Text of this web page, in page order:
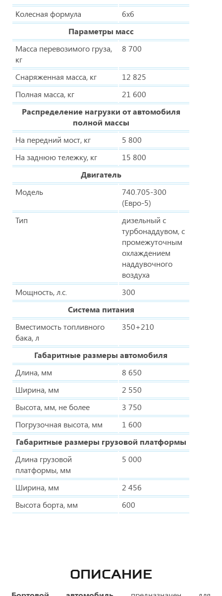
Колесная формула
6х6
Параметры масс
Масса перевозимого груза,
кг
8 700
Снаряженная масса, кг
12 825
Полная масса, кг
21 600
Распределение нагрузки от автомобиля
полной массы
На передний мост, кг
5 800
На заднюю тележку, кг
15 800
Двигатель
Модель
740.705-300
(Евро-5)
Тип
дизельный с
турбонаддувом, с
промежуточным
охлаждением
наддувочного
воздуха
Мощность, л.с.
300
Система питания
Вместимость топливного
бака, л
350+210
Габаритные размеры автомобиля
Длина, мм
8 650
Ширина, мм
2 550
Высота, мм, не более
3 750
Погрузочная высота, мм
1 600
Габаритные размеры грузовой платформы
Длина грузовой
платформы, мм
5 000
Ширина, мм
2 456
Высота борта, мм
600
ОПИСАНИЕ